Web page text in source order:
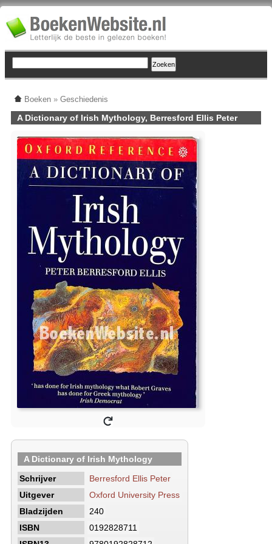
Boeken » Geschiedenis
A Dictionary of Irish Mythology, Berresford Ellis Peter
A Dictionary of Irish Mythology
Schrijver
Berresford Ellis Peter
Uitgever
Oxford University Press
Bladzijden
240
ISBN
0192828711